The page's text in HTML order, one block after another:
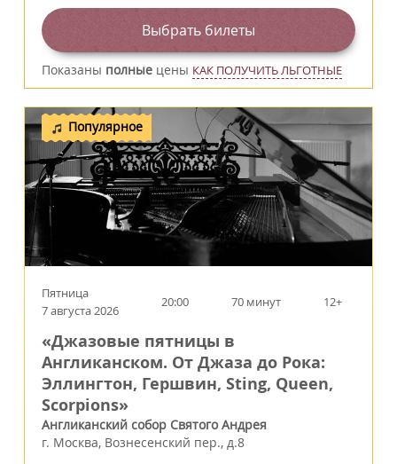
Выбрать билеты
Показаны полные цены КАК ПОЛУЧИТЬ ЛЬГОТНЫЕ
Популярное
Пятница
7 августа 2026
20:00 70 минут 12+
«Джазовые пятницы в
Англиканском. От Джаза до Рока:
Эллингтон, Гершвин, Sting, Queen,
Scorpions»
Англиканский собор Святого Андрея
г. Москва, Вознесенский пер., д.8